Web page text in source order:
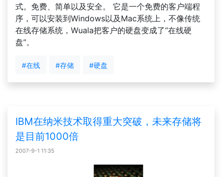
式。免费、简单以及安全。 它是一个免费的客户端程
序，可以安装到Windows以及Mac系统上，不像传统
在线存储系统，Wuala把客户的硬盘变成了“在线硬
盘”。
#在线 #存储 #硬盘
IBM在纳米技术取得重大突破，未来存储将
是目前1000倍
2007-9-1 11:35